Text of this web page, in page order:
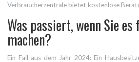
Verbraucherzentrale bietet kostenlose
Was passiert, wenn Sie es
machen?
Ein Fall aus dem Jahr 2024: Ein